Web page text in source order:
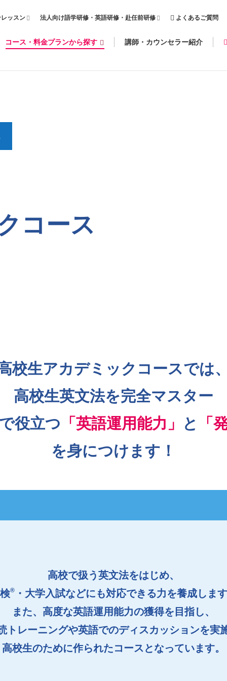
ッスン 法人向け語学研修・英語研修・赴任前研修 よくあるご質問
コース・料金プランから探す 講師・カウンセラー紹介
コース
校生アカデミックコースでは、
高校生英文法を完全マスター
役立つ 「英語運用能力」 と
「
を身につけます！
高校で扱う英文法をはじめ、
®・大学入試などにも対応できる力を養成します
また、高度な英語運用能力の獲得を目指し、
トレーニングや英語でのディスカッションを実施
高校生のために作られたコースとなっています。